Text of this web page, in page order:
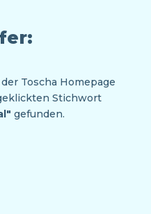
Toscha Homepage
Stichwort
gefunden.